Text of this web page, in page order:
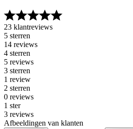
23 klantreviews
5 sterren
14 reviews
4 sterren
5 reviews
3 sterren
1 review
2 sterren
0 reviews
1 ster
3 reviews
Afbeeldingen van klanten